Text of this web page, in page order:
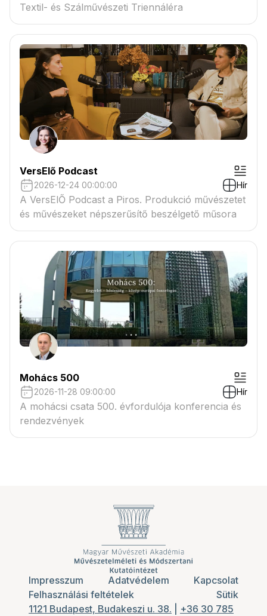
Textil- és Szálművészeti Triennáléra
VersElő Podcast
2026-12-24 00:00:00 Hír
A VersElŐ Podcast a Piros. Produkció művészetet
és művészeket népszerűsítő beszélgető műsora
Mohács 500
2026-11-28 09:00:00 Hír
A mohácsi csata 500. évfordulója konferencia és
rendezvények
Impresszum Adatvédelem
Kapcsolat
Felhasználási feltételek
Sütik
1121 Budapest, Budakeszi u. 38.
+36 30 785